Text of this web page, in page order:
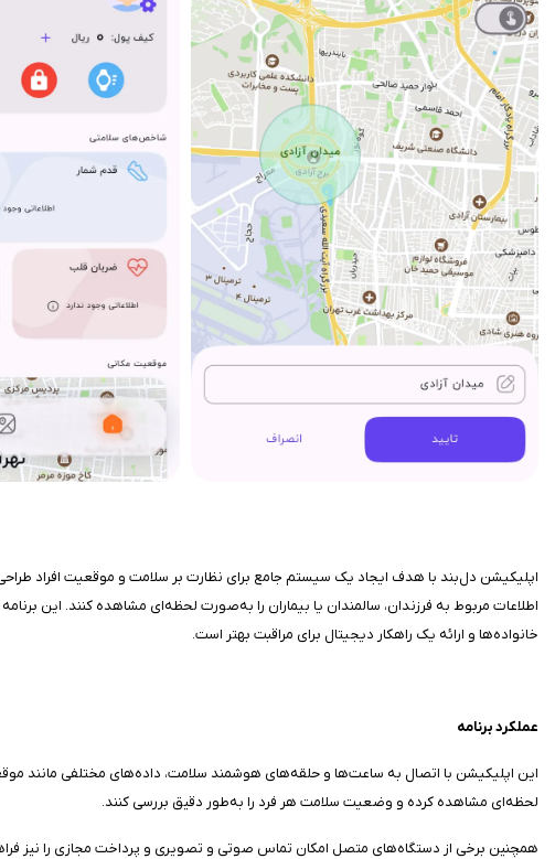
اپلیکیشن دل‌بند با هدف ایجاد یک سیستم جامع برای نظارت بر سلامت و موقعیت افراد
اطلاعات مربوط به فرزندان، سالمندان یا بیماران را به‌صورت لحظه‌ای مشاهده کنند. این
خانواده‌ها و ارائه یک راهکار دیجیتال برای مراقبت بهتر است.
عملکرد برنامه
این اپلیکیشن با اتصال به ساعت‌ها و حلقه‌های هوشمند سلامت، داده‌های مختلفی مانند
لحظه‌ای مشاهده کرده و وضعیت سلامت هر فرد را به‌طور دقیق بررسی کنند.
همچنین برخی از دستگاه‌های متصل امکان تماس صوتی و تصویری و پرداخت مجازی را نیز فراهم